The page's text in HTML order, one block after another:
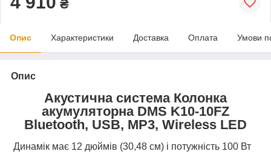
₴
Опис Характеристики Доставка Оплата Умови
Опис
Акустична система Колонка
акумуляторна DMS K10-10FZ
Bluetooth, USB, MP3, Wireless LED
Динамік має 12 дюймів (30,48 см) і потужність 100 Вт